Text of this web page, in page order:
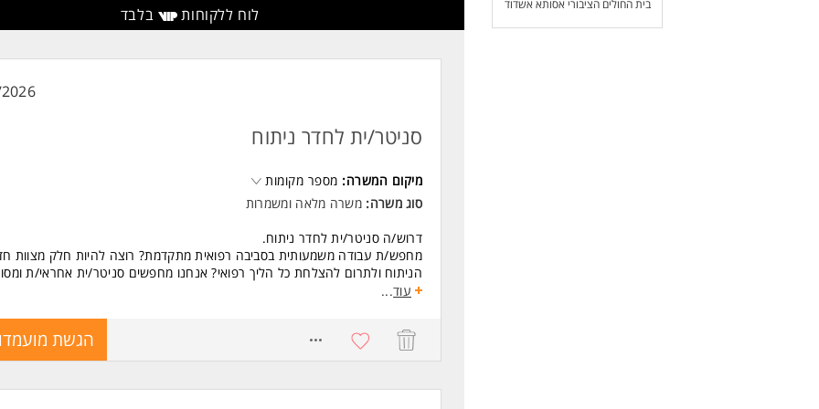
בית החולים הציבורי אסותא אשדוד
לוח ללקוחות בלבד
סניטר/ית לחדר ניתוח
מיקום המשרה: מספר מקומות
סוג משרה: משרה מלאה ומשמרות
דרוש/ה סניטר/ית לחדר ניתוח.
מחפש/ת עבודה משמעותית בסביבה רפואית מתקדמת? רוצה להיות חלק מצוות
הניתוח ולתרום להצלחת כל הליך רפואי? אנחנו מחפשים סניטר/ית אחראי/ת
שיצטרף/תצטרף לצוות מקצועי בבית חולים מוביל.
עבודה בימים א'-ו' במשמרות.
מינימום 5 משמרות בשבוע.
שעות העבודה
עוד...
הגשת